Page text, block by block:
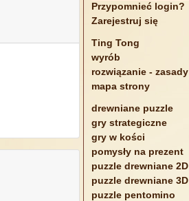
Przypomnieć login?
Zarejestruj się
Ting Tong
wyrób
rozwiązanie - zasady
mapa strony
drewniane puzzle
gry strategiczne
gry w kości
pomysły na prezent
puzzle drewniane 2D
puzzle drewniane 3D
puzzle pentomino